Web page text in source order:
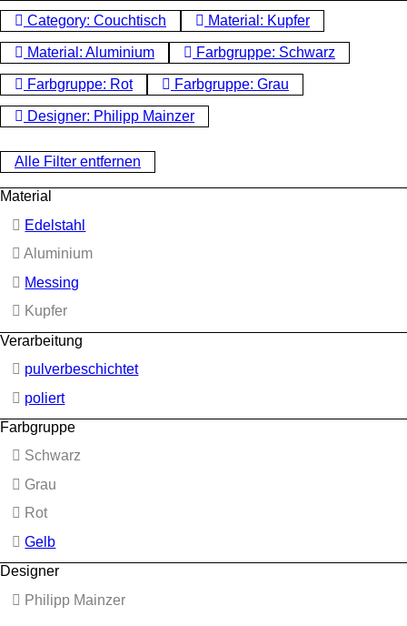
Category: Couchtisch Material: Kupfer
Material: Aluminium Farbgruppe: Schwarz
Farbgruppe: Rot Farbgruppe: Grau
Designer: Philipp Mainzer
Alle Filter entfernen
Material
Edelstahl
Aluminium
Messing
Kupfer
Verarbeitung
pulverbeschichtet
poliert
Farbgruppe
Schwarz
Grau
Rot
Gelb
Designer
Philipp Mainzer